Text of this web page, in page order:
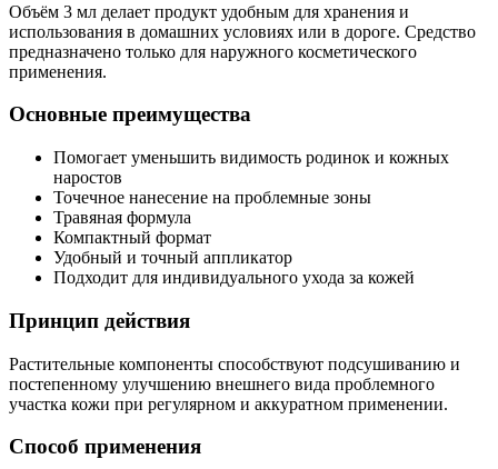
Объём 3 мл делает продукт удобным для хранения и
использования в домашних условиях или в дороге. Средство
предназначено только для наружного косметического
применения.
Основные преимущества
Помогает уменьшить видимость родинок и кожных
наростов
Точечное нанесение на проблемные зоны
Травяная формула
Компактный формат
Удобный и точный аппликатор
Подходит для индивидуального ухода за кожей
Принцип действия
Растительные компоненты способствуют подсушиванию и
постепенному улучшению внешнего вида проблемного
участка кожи при регулярном и аккуратном применении.
Способ применения